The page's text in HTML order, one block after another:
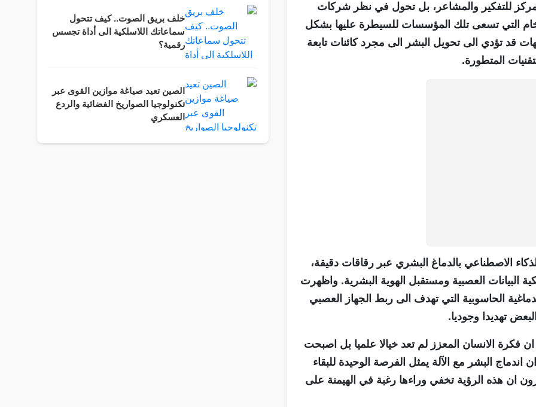
للتفكير والمشاعر، بل تحول في نظر شركات
التي تسعى تلك المؤسسات للسيطرة عليها بشكل
قد تؤدي الى تحويل البشر الى مجرد كائنات تابعة
المتطورة.
الاصطناعي بالدماغ البشري عبر رقاقات دقيقة،
العصبية ومستقبل الهوية البشرية. واظهرت
الحاسوبية التي تهدف الى ربط الجهاز العصبي
تهديدا وجوديا.
فكرة الانسان المعزز لم تعد خيالا علميا بل اصبحت
البشر مع الآلة يمثل الفرصة الوحيدة للبقاء
ان هذه الرؤية تخفي وراءها رغبة في الهيمنة على
خلف بريق الصوت.. كيف تتحول
سماعاتك اللاسلكية الى أداة تجسس
رقمية؟
الصين تعيد صياغة موازين القوى عبر
تكنولوجيا الصواريخ الفضائية والردع
العسكري